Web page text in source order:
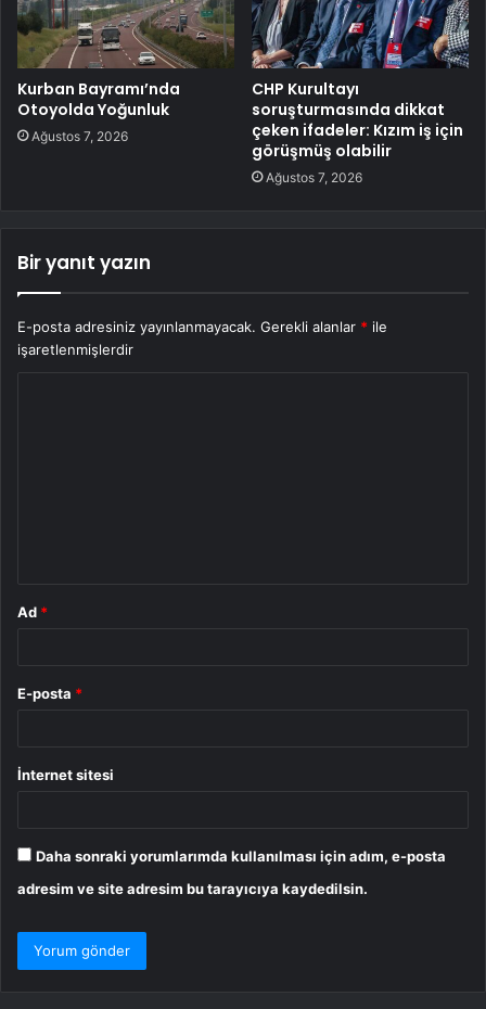
Kurban Bayramı’nda
Otoyolda Yoğunluk
Ağustos 7, 2026
CHP Kurultayı
soruşturmasında dikkat
çeken ifadeler: Kızım iş için
görüşmüş olabilir
Ağustos 7, 2026
Bir yanıt yazın
E-posta adresiniz yayınlanmayacak. Gerekli alanlar * ile
işaretlenmişlerdir
Ad *
E-posta *
İnternet sitesi
Daha sonraki yorumlarımda kullanılması için adım, e-posta
adresim ve site adresim bu tarayıcıya kaydedilsin.